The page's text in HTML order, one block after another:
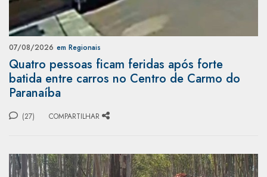
07/08/2026 em Regionais
Quatro pessoas ficam feridas após forte
batida entre carros no Centro de Carmo do
Paranaíba
(27) COMPARTILHAR